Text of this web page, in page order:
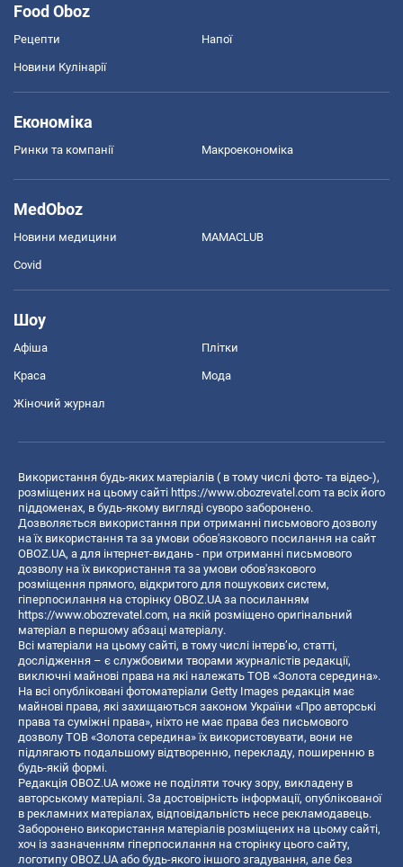
Food Oboz
Рецепти Напої
Новини Кулінарії
Економіка
Ринки та компанії Макроекономіка
MedOboz
Новини медицини MAMACLUB
Covid
Шоу
Афіша Плітки
Краса Мода
Жіночий журнал
Використання будь-яких матеріалів ( в тому числі фото- та відео-),
розміщених на цьому сайті https://www.obozrevatel.com та всіх його
піддоменах, в будь-якому вигляді суворо заборонено.
Дозволяється використання при отриманні письмового дозволу
на їх використання та за умови обов'язкового посилання на сайт
OBOZ.UA, а для інтернет-видань - при отриманні письмового
дозволу на їх використання та за умови обов'язкового
розміщення прямого, відкритого для пошукових систем,
гіперпосилання на сторінку OBOZ.UA за посиланням
https://www.obozrevatel.com, на якій розміщено оригінальний
матеріал в першому абзаці матеріалу.
Всі матеріали на цьому сайті, в тому числі інтерв’ю, статті,
дослідження – є службовими творами журналістів редакції,
виключні майнові права на які належать ТОВ «Золота середина».
На всі опубліковані фотоматеріали Getty Images редакція має
майнові права, які захищаються законом України «Про авторські
права та суміжні права», ніхто не має права без письмового
дозволу ТОВ «Золота середина» їх використовувати, вони не
підлягають подальшому відтворенню, перекладу, поширенню в
будь-якій формі.
Редакція OBOZ.UA може не поділяти точку зору, викладену в
авторському матеріалі. За достовірність інформації, опублікованої
в рекламних матеріалах, відповідальність несе рекламодавець.
Заборонено використання матеріалів розміщених на цьому сайті,
хоч із зазначенням гіперпосилання на сторінку цього сайту,
логотипу OBOZ.UA або будь-якого іншого згадування, але без